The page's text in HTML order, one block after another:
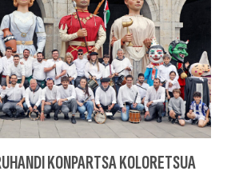
KONPARTSA KOLORETSUA